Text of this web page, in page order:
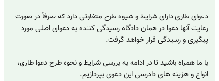
دعوای طاری دارای شرایط و شیوه طرح متفاوتی دارد که صرفاً در صورت
رعایت آنها دعوا در همان دادگاه رسیدگی کننده به دعوای اصلی مورد
پیگیری و رسیدگی قرار خواهد گرفت.
با ما همراه باشید تا در ادامه به بررسی شرایط و نحوه طرح دعوا طاری،
انواع و هزینه های دادرسی این دعوی بپردازیم.